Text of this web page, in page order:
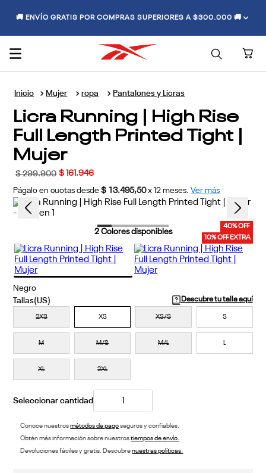
🚚 ENVÍO GRATIS POR COMPRAS SUPERIORES A $300.000 🚚
Mujer ropa Pantalones y Licras
Licra Running | High Rise
Full Length Printed Tight |
Mujer
$ 299.900 $ 161 .946
Págalo en cuotas desde $ 13.495,50 x 12 meses. Ver más
40% OFF
10% OFF EXTRA
2Colores disponibles
Negro
Descubre tu talla aquí
2XS XS XS/S S
M M/S M/L L
XL 2XL
Conoce nuestrosmétodos de pagoseguros y confiables.
Obtén más información sobre nuestrostiempos de envío.
Devoluciones fáciles y gratis. Descubrenuestras políticas.